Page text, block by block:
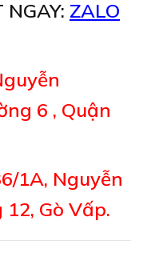
NGAY: ZALO
6 , Quận
1A, Nguyễn
Gò Vấp.